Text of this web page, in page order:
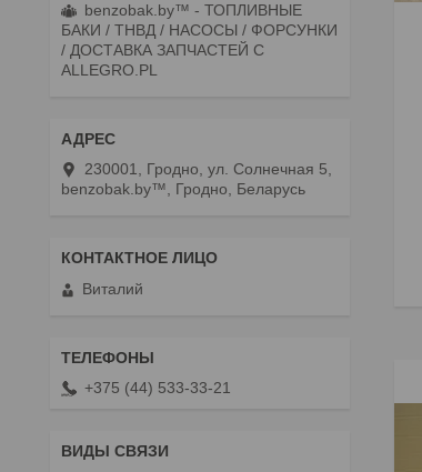
benzobak.by™ - ТОПЛИВНЫЕ
БАКИ / ТНВД / НАСОСЫ / ФОРСУНКИ
/ ДОСТАВКА ЗАПЧАСТЕЙ С
ALLEGRO.PL
230001, Гродно, ул. Солнечная 5,
benzobak.by™, Гродно, Беларусь
Виталий
+375 (44) 533-33-21